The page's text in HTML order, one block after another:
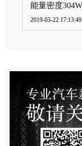
2019-03-22 17:13:49